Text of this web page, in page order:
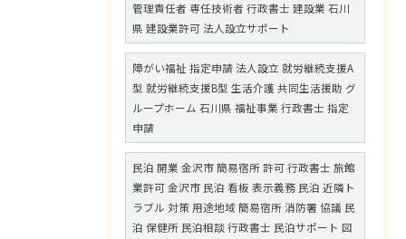
管理責任者 専任技術者 行政書士 建設業 石川
県 建設業許可 法人設立サポート
障がい福祉 指定申請 法人設立 就労継続支援A
型 就労継続支援B型 生活介護 共同生活援助 グ
ループホーム 石川県 福祉事業 行政書士 指定
申請
民泊 開業 金沢市 簡易宿所 許可 行政書士 旅館
業許可 金沢市 民泊 看板 表示義務 民泊 近隣ト
ラブル 対策 用途地域 簡易宿所 消防署 協議 民
泊 保健所 民泊相談 行政書士 民泊サポート 図